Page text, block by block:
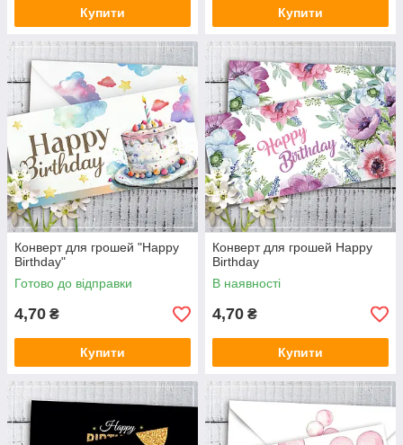
Купити Купити
Конверт для грошей "Happy
Birthday"
Готово до відправки
4,70 ₴
Купити
Конверт для грошей Happy
Birthday
В наявності
4,70 ₴
Купити